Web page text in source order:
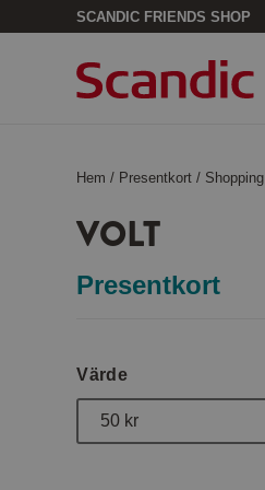
SCANDIC FRIENDS SHOP
Hem / Presentkort / Shopping
VOLT
Presentkort
Värde
50 kr